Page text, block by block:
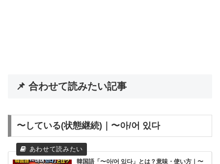
📌 合わせて読みたい記事
〜している(状態継続)｜〜아/어 있다
韓国語「〜아/어 있다」とは？意味・使い方｜〜